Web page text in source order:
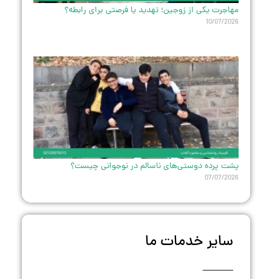
مهاجرت یکی از زوجین؛ تهدید یا فرصتی برای رابطه؟
10/07/2026
پشت پرده دوستی‌های ناسالم در نوجوانی چیست؟
07/07/2026
سایر خدمات ما